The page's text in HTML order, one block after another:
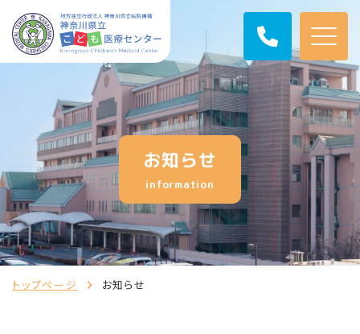
お知らせ
information
トップページ お知らせ